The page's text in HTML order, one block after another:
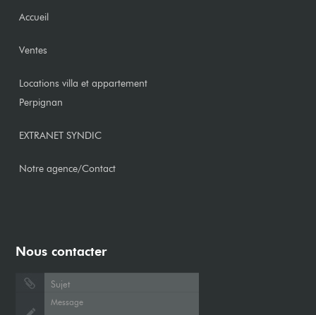
Accueil
Ventes
Locations villa et appartement
Perpignan
EXTRANET SYNDIC
Notre agence/Contact
Nous contacter